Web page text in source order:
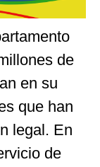
de
en su
que han
legal. En
de